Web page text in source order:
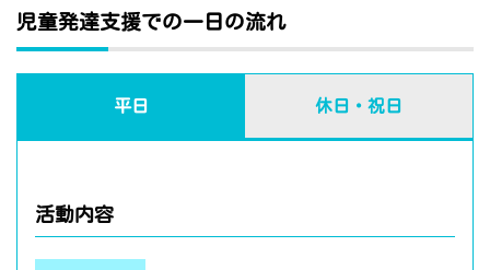
児童発達支援での一日の流れ
平日 休日・祝日
活動内容